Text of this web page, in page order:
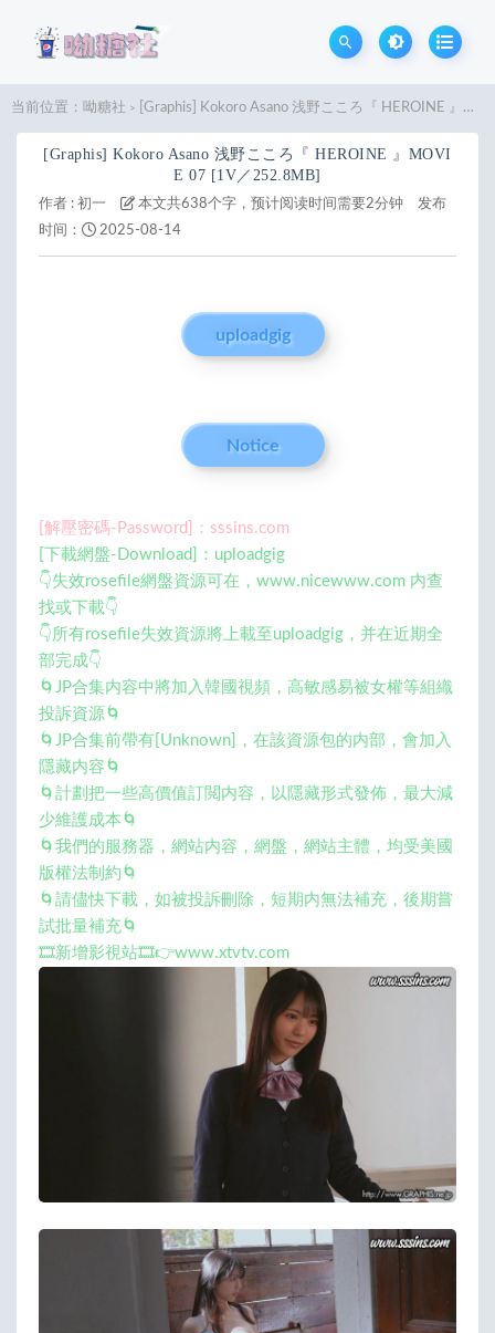
当前位置： 呦糖社 > [Graphis] Kokoro Asano 浅野こころ『 HEROINE 』MOVIE 07 [1V／252.8MB]
[Graphis] Kokoro Asano 浅野こころ『 HEROINE 』MOVI
E 07 [1V／252.8MB]
作者 : 初一 本文共638个字，预计阅读时间需要2分钟
发布
时间：
2025-08-14
uploadgig
Notice
[解壓密碼-Password]：sssins.com
[下載網盤-Download]：uploadgig
👇失效rosefile網盤資源可在，www.nicewww.com 内查
找或下載👇
👇所有rosefile失效資源將上載至uploadgig，并在近期全
部完成👇
🌀JP合集内容中將加入韓國視頻，高敏感易被女權等組織
投訴資源🌀
🌀JP合集前帶有[Unknown]，在該資源包的内部，會加入
隱藏内容🌀
🌀計劃把一些高價值訂閲内容，以隱藏形式發佈，最大減
少維護成本🌀
🌀我們的服務器，網站内容，網盤，網站主體，均受美國
版權法制約🌀
🌀請儘快下載，如被投訴刪除，短期内無法補充，後期嘗
試批量補充🌀
🎞️新增影視站🎞️👉www.xtvtv.com